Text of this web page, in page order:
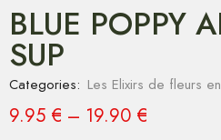
BLUE POPPY
SUP
Categories: Les Elixirs de fleurs
9.95 € – 19.90 €